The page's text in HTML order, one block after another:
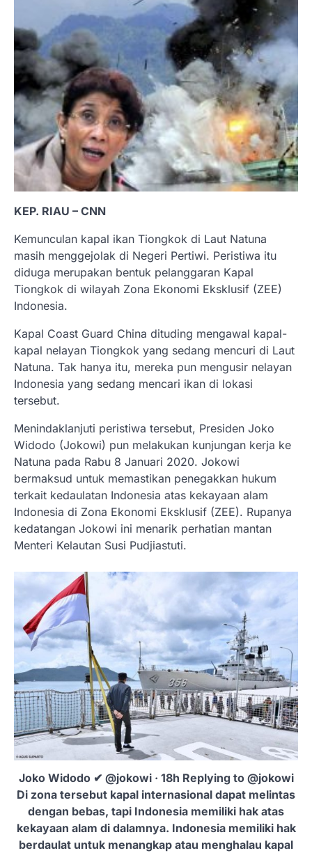
KEP. RIAU – CNN
Kemunculan kapal ikan Tiongkok di Laut Natuna
masih menggejolak di Negeri Pertiwi. Peristiwa itu
diduga merupakan bentuk pelanggaran Kapal
Tiongkok di wilayah Zona Ekonomi Eksklusif (ZEE)
Indonesia.
Kapal Coast Guard China dituding mengawal kapal-
kapal nelayan Tiongkok yang sedang mencuri di Laut
Natuna. Tak hanya itu, mereka pun mengusir nelayan
Indonesia yang sedang mencari ikan di lokasi
tersebut.
Menindaklanjuti peristiwa tersebut, Presiden Joko
Widodo (Jokowi) pun melakukan kunjungan kerja ke
Natuna pada Rabu 8 Januari 2020. Jokowi
bermaksud untuk memastikan penegakkan hukum
terkait kedaulatan Indonesia atas kekayaan alam
Indonesia di Zona Ekonomi Eksklusif (ZEE). Rupanya
kedatangan Jokowi ini menarik perhatian mantan
Menteri Kelautan Susi Pudjiastuti.
Joko Widodo ✔ @jokowi · 18h Replying to @jokowi
Di zona tersebut kapal internasional dapat melintas
dengan bebas, tapi Indonesia memiliki hak atas
kekayaan alam di dalamnya. Indonesia memiliki hak
berdaulat untuk menangkap atau menghalau kapal